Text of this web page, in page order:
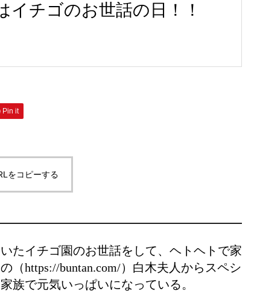
イチゴのお世話の日！！
Pin it
をコピーする
たイチゴ園のお世話をして、ヘトヘトで家
（https://buntan.com/）白木夫人からスペシ
族で元気いっぱいになっている。